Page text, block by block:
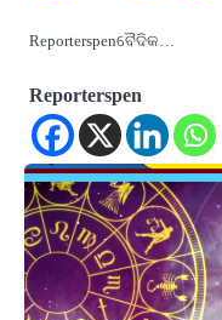
Reporterspenବୈଦିକ…
Reporterspen